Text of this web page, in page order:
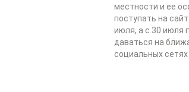
местности и ее
поступать на
июля, а с 30 июля
даваться на
социальных